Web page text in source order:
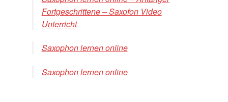
Fortgeschrittene – Saxofon Video
Unterricht
Saxophon lernen online
Saxophon lernen online